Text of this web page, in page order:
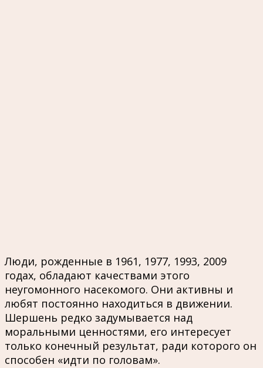
Люди, рожденные в 1961, 1977, 1993, 2009
годах, обладают качествами этого
неугомонного насекомого. Они активны и
любят постоянно находиться в движении.
Шершень редко задумывается над
моральными ценностями, его интересует
только конечный результат, ради которого он
способен «идти по головам».